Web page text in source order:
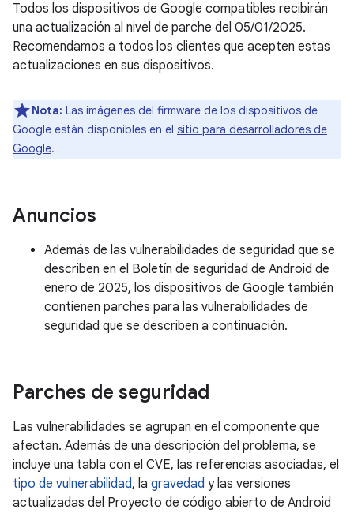
Todos los dispositivos de Google compatibles recibirán
una actualización al nivel de parche del 05/01/2025.
Recomendamos a todos los clientes que acepten estas
actualizaciones en sus dispositivos.
Nota: Las imágenes del firmware de los dispositivos de
Google están disponibles en el sitio para desarrolladores de
Google.
Anuncios
Además de las vulnerabilidades de seguridad que se
describen en el Boletín de seguridad de Android de
enero de 2025, los dispositivos de Google también
contienen parches para las vulnerabilidades de
seguridad que se describen a continuación.
Parches de seguridad
Las vulnerabilidades se agrupan en el componente que
afectan. Además de una descripción del problema, se
incluye una tabla con el CVE, las referencias asociadas, el
tipo de vulnerabilidad, la gravedad y las versiones
actualizadas del Proyecto de código abierto de Android